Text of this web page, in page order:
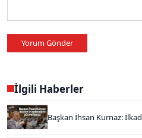
Yorum Gönder
İlgili Haberler
Başkan İhsan Kurnaz: